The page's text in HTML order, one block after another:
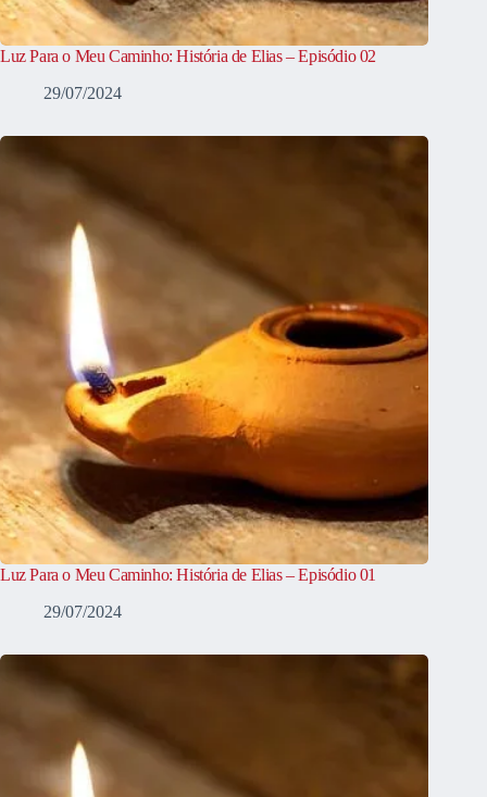
Luz Para o Meu Caminho: História de Elias – Episódio 02
29/07/2024
Luz Para o Meu Caminho: História de Elias – Episódio 01
29/07/2024